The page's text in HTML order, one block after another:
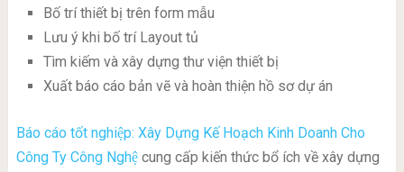
Bố trí thiết bị trên form mẫu
Lưu ý khi bố trí Layout tủ
Tìm kiếm và xây dựng thư viện thiết bị
Xuất báo cáo bản vẽ và hoàn thiện hồ sơ dự án
Báo cáo tốt nghiệp: Xây Dựng Kế Hoạch Kinh Doanh Cho
Công Ty Công Nghệcung cấp kiến thức bổ ích về xây dựng